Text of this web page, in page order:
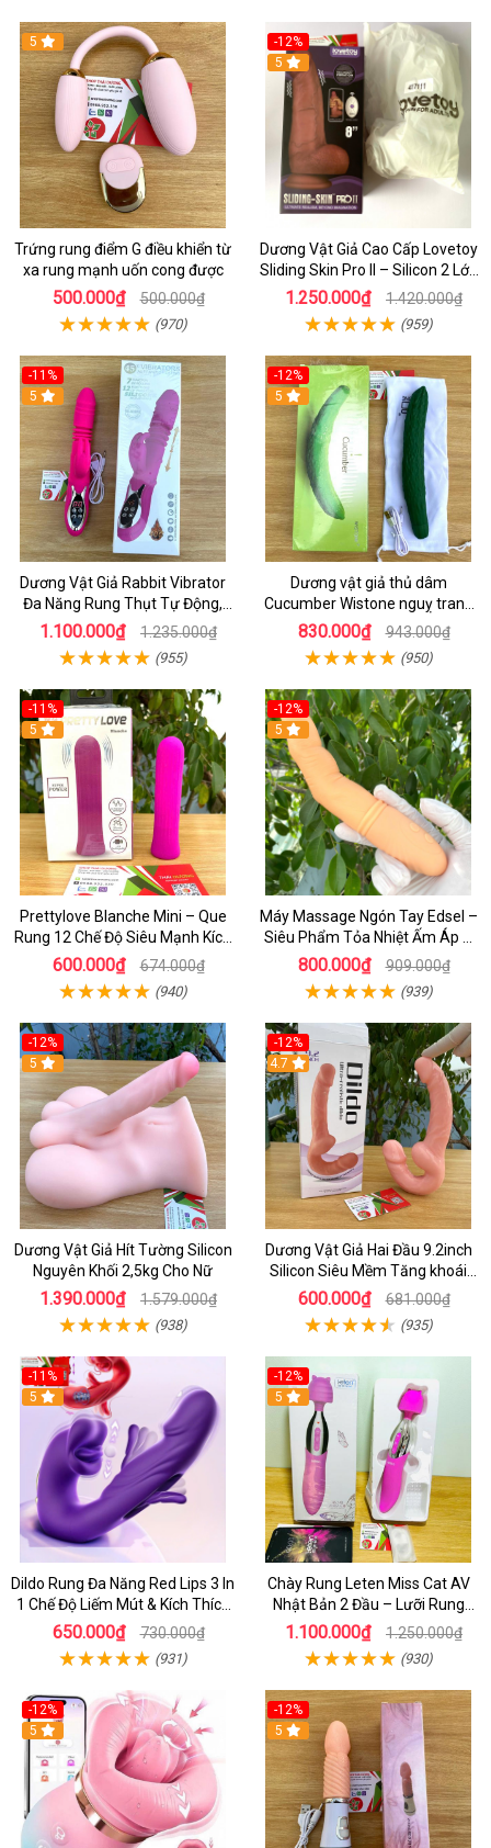
5
Trứng rung điểm G điều khiển từ
xa rung mạnh uốn cong được
500.000₫ 500.000₫
(970)
-12%
5
Dương Vật Giả Cao Cấp Lovetoy
Sliding Skin Pro II – Silicon 2 Lớp
Mềm Mịn, Rung Đa Tần Từ Xa
1.250.000₫ 1.420.000₫
(959)
-11%
5
Dương Vật Giả Rabbit Vibrator
Đa Năng Rung Thụt Tự Động,
Phát Nhiệt Ấm Nóng Kích Thích
1.100.000₫ 1.235.000₫
(955)
-12%
5
Dương vật giả thủ dâm
Cucumber Wistone nguỵ trang
hình quả dưa Leo
830.000₫ 943.000₫
(950)
-11%
5
Prettylove Blanche Mini – Que
Rung 12 Chế Độ Siêu Mạnh Kích
Thích Điểm G Đê Mê
600.000₫ 674.000₫
(940)
-12%
5
Máy Massage Ngón Tay Edsel –
Siêu Phẩm Tỏa Nhiệt Ấm Áp &
Rung Móc Thăng Hoa
800.000₫ 909.000₫
(939)
-12%
5
Dương Vật Giả Hít Tường Silicon
Nguyên Khối 2,5kg Cho Nữ
1.390.000₫ 1.579.000₫
(938)
-12%
4.7
Dương Vật Giả Hai Đầu 9.2inch
Silicon Siêu Mềm Tăng khoái
Cảm Đôi Đỉnh Cao
600.000₫ 681.000₫
(935)
-11%
5
Dildo Rung Đa Năng Red Lips 3 In
1 Chế Độ Liếm Mút & Kích Thích
Điểm G
650.000₫ 730.000₫
(931)
-12%
5
Chày Rung Leten Miss Cat AV
Nhật Bản 2 Đầu – Lưỡi Rung
Siêu Mạnh Kết Hợp Sưởi Ấm Cho
Nữ Sung Sướng
1.100.000₫ 1.250.000₫
(930)
-12%
5
-12%
5